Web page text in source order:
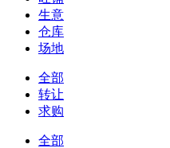
生意
仓库
场地
全部
转让
求购
全部